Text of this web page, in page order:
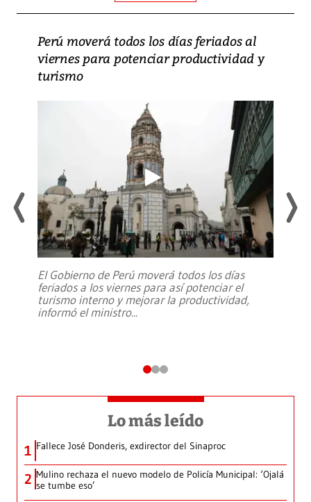
Perú moverá todos los días feriados al
viernes para potenciar productividad y
turismo
El Gobierno de Perú moverá todos los días
feriados a los viernes para así potenciar el
turismo interno y mejorar la productividad,
informó el ministro...
Lo más leído
1 Fallece José Donderis, exdirector del Sinaproc
2 Mulino rechaza el nuevo modelo de Policía Municipal: ‘Ojalá
se tumbe eso’